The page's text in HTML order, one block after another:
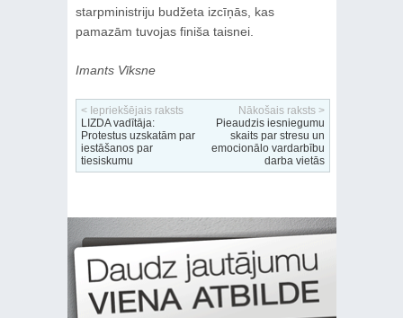
starpministriju budžeta izcīņās, kas
pamazām tuvojas finiša taisnei.
Imants Vīksne
< Iepriekšējais raksts
LIZDA vadītāja:
Protestus uzskatām par
iestāšanos par
tiesiskumu
Nākošais raksts >
Pieaudzis iesniegumu
skaits par stresu un
emocionālo vardarbību
darba vietās